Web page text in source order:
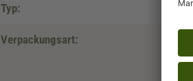
Typ:
Verpackungsart: